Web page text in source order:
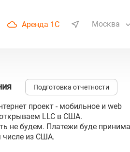
Аренда 1С Москва
Подготовка отчетности
проект - мобильное и web
LLC в США.
не будем. Платежи буде
числе из США.